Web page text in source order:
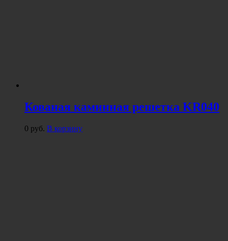
Кованая каминная решетка KR040
0 руб. В корзину